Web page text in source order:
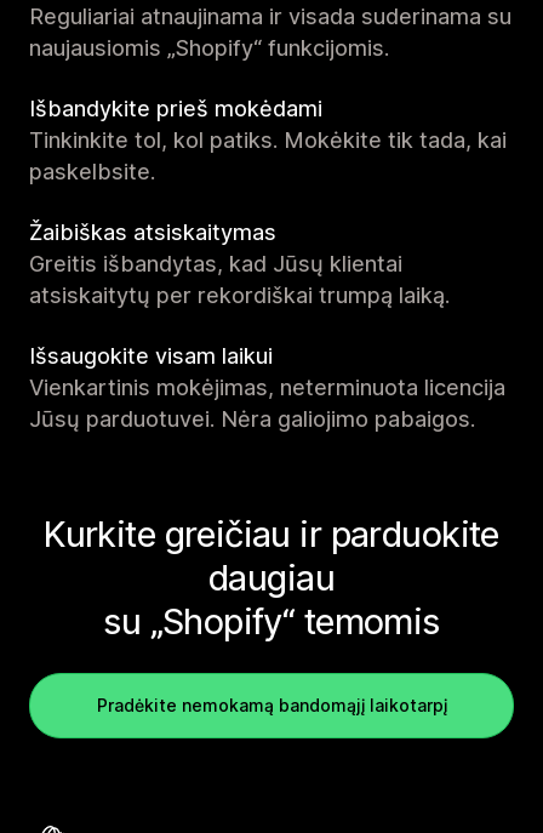
Reguliariai atnaujinama ir visada suderinama su
naujausiomis „Shopify“ funkcijomis.
Išbandykite prieš mokėdami
Tinkinkite tol, kol patiks. Mokėkite tik tada, kai
paskelbsite.
Žaibiškas atsiskaitymas
Greitis išbandytas, kad Jūsų klientai
atsiskaitytų per rekordiškai trumpą laiką.
Išsaugokite visam laikui
Vienkartinis mokėjimas, neterminuota licencija
Jūsų parduotuvei. Nėra galiojimo pabaigos.
Kurkite greičiau ir parduokite
daugiau
su „Shopify“ temomis
Pradėkite nemokamą bandomąjį laikotarpį